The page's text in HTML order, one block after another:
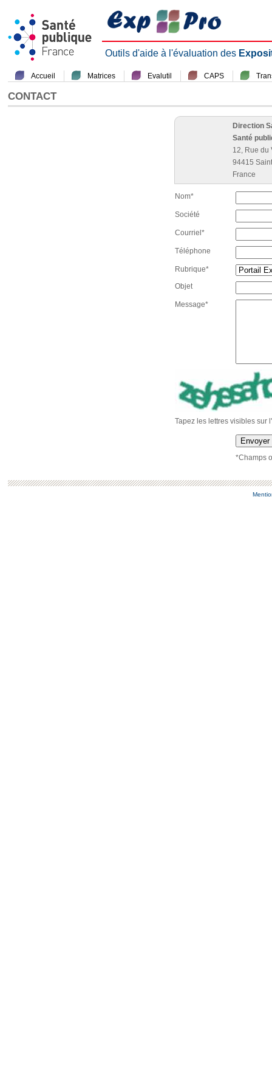
Outils d'aide à l'évaluation des
Accueil Matrices Evalutil CAPS
CONTACT
Direction
Santé
12, Rue du
94415
France
Nom*
Société
Courriel*
Téléphone
Rubrique*
Objet
Message*
Tapez les lettres visibles sur
Envoyer
*Champs